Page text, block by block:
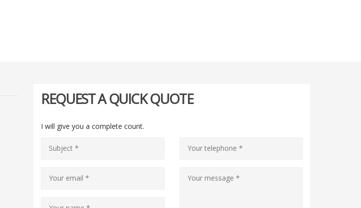
REQUEST A QUICK QUOTE
I will give you a complete count.